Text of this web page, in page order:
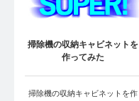
掃除機の収納キャビネットを
作ってみた
掃除機の収納キャビネットを作